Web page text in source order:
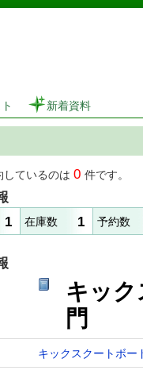
書館 蔵書検索・予約シス
新着資料
しているのは 0 件です。
1 在庫数 1 予約数
キッ
キックスクートボー